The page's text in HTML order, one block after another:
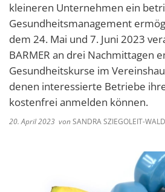
kleineren Unternehmen ein
Gesundheitsmanagement
dem 24. Mai und 7. Juni 2023
BARMER an drei Nachmittagen
Gesundheitskurse im
denen interessierte Betriebe
kostenfrei anmelden können.
20. April 2023 vonSANDRA SZIEGOLEIT-